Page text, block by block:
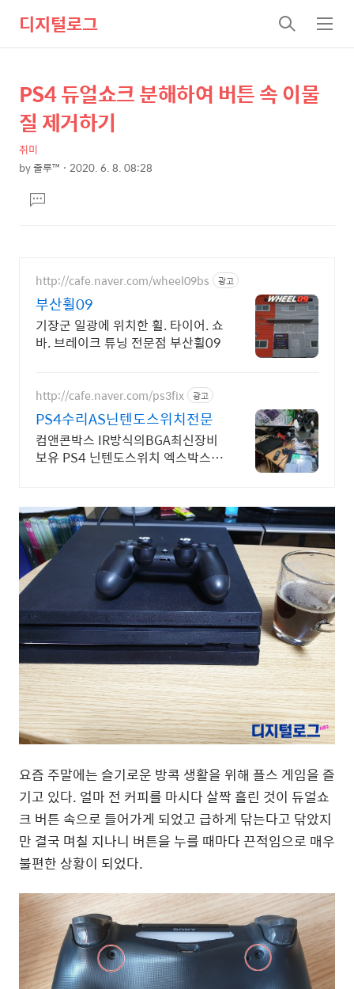
디지털로그
검
색
메
뉴
상
세
컨
텐
본
문
제
목
PS4 듀얼쇼크 분해하여 버튼 속 이물
질 제거하기
취미
by줄루™ 2020. 6. 8. 08:28
문댓
글
http://cafe.naver.com/wheel09bs 광고
부산휠09
기장군 일광에 위치한 휠. 타이어. 쇼
바. 브레이크 튜닝 전문점 부산휠09
http://cafe.naver.com/ps3fix 광고
PS4수리AS닌텐도스위치전문
컴앤콘박스 IR방식의BGA최신장비
보유 PS4 닌텐도스위치 엑스박스원
요즘 주말에는 슬기로운 방콕 생활을 위해 플스 게임을 즐
기고 있다. 얼마 전 커피를 마시다 살짝 흘린 것이 듀얼쇼
크 버튼 속으로 들어가게 되었고 급하게 닦는다고 닦았지
만 결국 며칠 지나니 버튼을 누를 때마다 끈적임으로 매우
불편한 상황이 되었다.